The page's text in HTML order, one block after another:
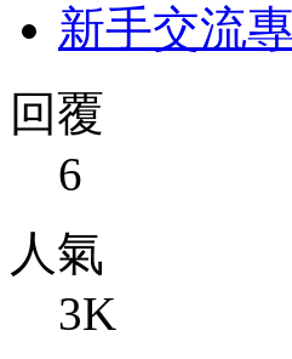
新手交流
回覆
6
人氣
3K